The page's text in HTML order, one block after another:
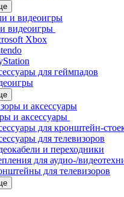
видеоигры
Xbox
для геймпадов
и аксессуары
для кронштейн-
для телевизоров
и переходники
для аудио-/
для телевизоров